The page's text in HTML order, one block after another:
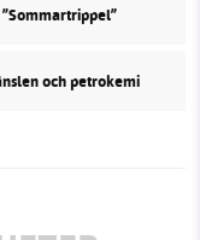
och petrokemi